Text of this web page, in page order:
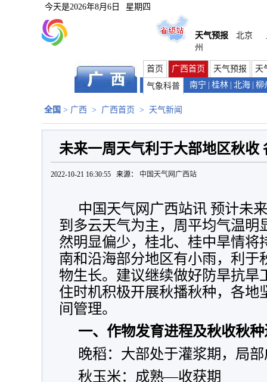
今天是2026年8月6日 星期四
天气预报 北京
州
首页 广西首页 天气预报
天
气象科普
南宁 桂林 北海 柳
全国 > 广西 > 广西首页 > 天气新闻
未来一周天气利于大部地区秋收
2022-10-21 16:30:55 来源： 中国天气网广西站
中国天气网广西站讯 预计未
到多云天气为主，周平均气温明
然明显偏少，桂北、桂中旱情将
南和沿海部分地区有小雨，利于
物生长。建议继续做好防旱抗旱
住时机积极开展秋播秋种，各地
间管理。
一、作物发育进程及秋收秋
晚稻：大部处于灌浆期，局
秋玉米：成熟—收获期